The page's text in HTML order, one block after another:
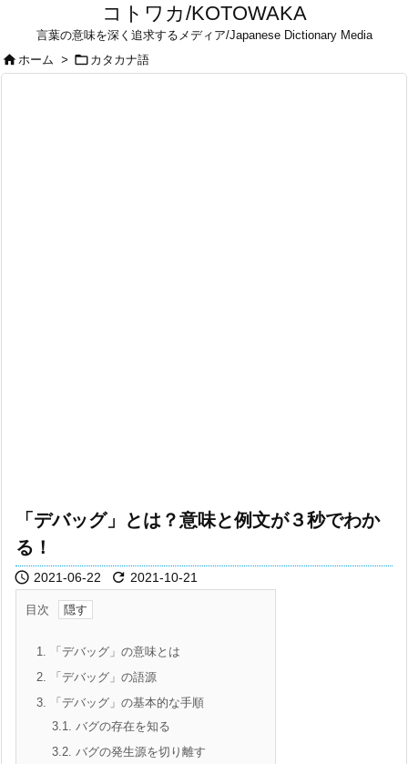
コトワカ/KOTOWAKA
言葉の意味を深く追求するメディア/Japanese Dictionary Media
ホーム >  カタカナ語
「デバッグ」とは？意味と例文が３秒でわか
る！
 2021-06-22  2021-10-21
目次
1. 「デバッグ」の意味とは
2. 「デバッグ」の語源
3. 「デバッグ」の基本的な手順
3.1. バグの存在を知る
3.2. バグの発生源を切り離す